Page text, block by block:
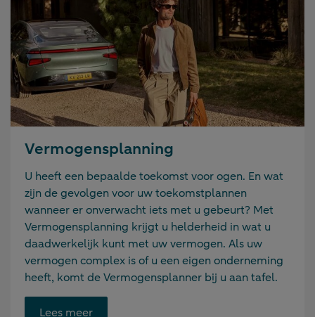
Vermogensplanning
U heeft een bepaalde toekomst voor ogen. En wat
zijn de gevolgen voor uw toekomstplannen
wanneer er onverwacht iets met u gebeurt? Met
Vermogensplanning krijgt u helderheid in wat u
daadwerkelijk kunt met uw vermogen. Als uw
vermogen complex is of u een eigen onderneming
heeft, komt de Vermogensplanner bij u aan tafel.
Lees meerOpent